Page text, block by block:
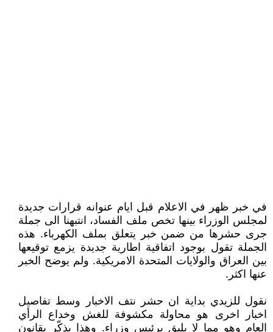
في خبر ظهر في الاعلام قبل ايام عنوانه قرارات جديدة
لمجلس الوزراء بينها تخص ملف الفساد، انتبهنا الى جملة
جرى حشرها من ضمن خبر يتعلق بملف الكهرباء. هذه
الجملة تقول بوجود اتفاقية اطارية جديدة يزمع توقيعها
بين العراق والولايات المتحدة الامريكية. ولم يوضح الخبر
عنها اكثر.
نقول للزيدي بداية ان حشر نتف الاخبار وسط تفاصيل
اخبار اخرى هو محاولة مكشوفة للغش وخداع الرأي
العام وهو مما لا يليق برئيس وزراء. وهذا يذكّر بقانون